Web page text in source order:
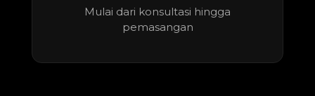
Mulai dari konsultasi hingga
pemasangan